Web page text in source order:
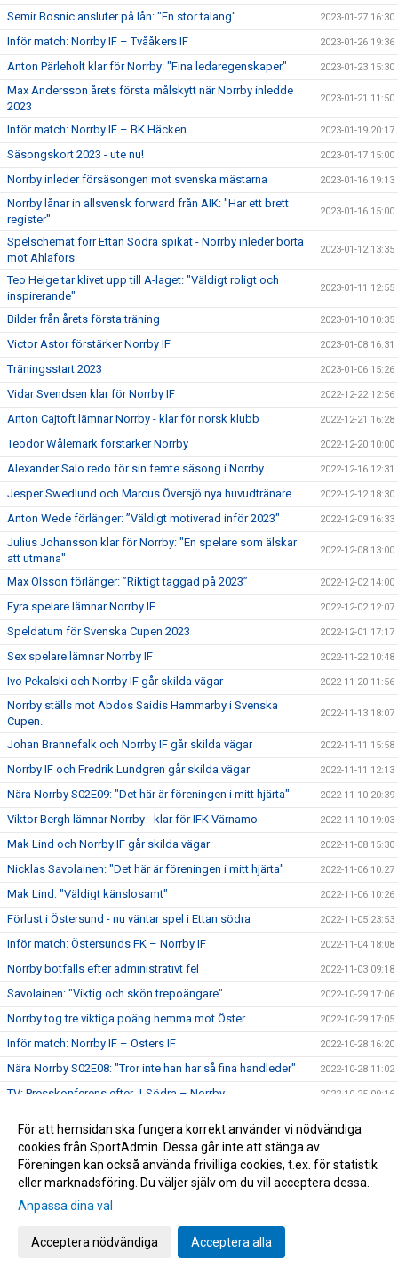
Semir Bosnic ansluter på lån: "En stor talang" 2023-01-27 16:30
Inför match: Norrby IF – Tvååkers IF 2023-01-26 19:36
Anton Pärleholt klar för Norrby: "Fina ledaregenskaper" 2023-01-23 15:30
Max Andersson årets första målskytt när Norrby inledde
2023
2023-01-21 11:50
Inför match: Norrby IF – BK Häcken 2023-01-19 20:17
Säsongskort 2023 - ute nu! 2023-01-17 15:00
Norrby inleder försäsongen mot svenska mästarna 2023-01-16 19:13
Norrby lånar in allsvensk forward från AIK: "Har ett brett
register"
2023-01-16 15:00
Spelschemat förr Ettan Södra spikat - Norrby inleder borta
mot Ahlafors
2023-01-12 13:35
Teo Helge tar klivet upp till A-laget: "Väldigt roligt och
inspirerande"
2023-01-11 12:55
Bilder från årets första träning 2023-01-10 10:35
Victor Astor förstärker Norrby IF 2023-01-08 16:31
Träningsstart 2023 2023-01-06 15:26
Vidar Svendsen klar för Norrby IF 2022-12-22 12:56
Anton Cajtoft lämnar Norrby - klar för norsk klubb 2022-12-21 16:28
Teodor Wålemark förstärker Norrby 2022-12-20 10:00
Alexander Salo redo för sin femte säsong i Norrby 2022-12-16 12:31
Jesper Swedlund och Marcus Översjö nya huvudtränare 2022-12-12 18:30
Anton Wede förlänger: ”Väldigt motiverad inför 2023" 2022-12-09 16:33
Julius Johansson klar för Norrby: "En spelare som älskar
att utmana"
2022-12-08 13:00
Max Olsson förlänger: ”Riktigt taggad på 2023” 2022-12-02 14:00
Fyra spelare lämnar Norrby IF 2022-12-02 12:07
Speldatum för Svenska Cupen 2023 2022-12-01 17:17
Sex spelare lämnar Norrby IF 2022-11-22 10:48
Ivo Pekalski och Norrby IF går skilda vägar 2022-11-20 11:56
Norrby ställs mot Abdos Saidis Hammarby i Svenska
Cupen.
2022-11-13 18:07
Johan Brannefalk och Norrby IF går skilda vägar 2022-11-11 15:58
Norrby IF och Fredrik Lundgren går skilda vägar 2022-11-11 12:13
Nära Norrby S02E09: "Det här är föreningen i mitt hjärta" 2022-11-10 20:39
Viktor Bergh lämnar Norrby - klar för IFK Värnamo 2022-11-10 19:03
Mak Lind och Norrby IF går skilda vägar 2022-11-08 15:30
Nicklas Savolainen: "Det här är föreningen i mitt hjärta" 2022-11-06 10:27
Mak Lind: "Väldigt känslosamt" 2022-11-06 10:26
Förlust i Östersund - nu väntar spel i Ettan södra 2022-11-05 23:53
Inför match: Östersunds FK – Norrby IF 2022-11-04 18:08
Norrby bötfälls efter administrativt fel 2022-11-03 09:18
Savolainen: "Viktig och skön trepoängare" 2022-10-29 17:06
Norrby tog tre viktiga poäng hemma mot Öster 2022-10-29 17:05
Inför match: Norrby IF – Östers IF 2022-10-28 16:20
Nära Norrby S02E08: "Tror inte han har så fina handleder" 2022-10-28 11:02
TV: Presskonferens efter J-Södra – Norrby 2022-10-25 09:16
Salo: " Vi har ju några fina minnen från Stadsparksvallen
Inför match: Jönköpings Södra IF – Norrby IF 2022-10-23 17:22
17-årige Olle Backlund skriver A-lagskontrakt: "Stolt över att
ha tagit det här steget"
Inför match: Norrby IF – IF Brommapojkarna
För att hemsidan ska fungera korrekt använder vi nödvändiga
cookies från SportAdmin. Dessa går inte att stänga av.
Föreningen kan också använda frivilliga cookies, t.ex. för statistik
eller marknadsföring. Du väljer själv om du vill acceptera dessa.
Anpassa dina val
Acceptera nödvändiga Acceptera alla